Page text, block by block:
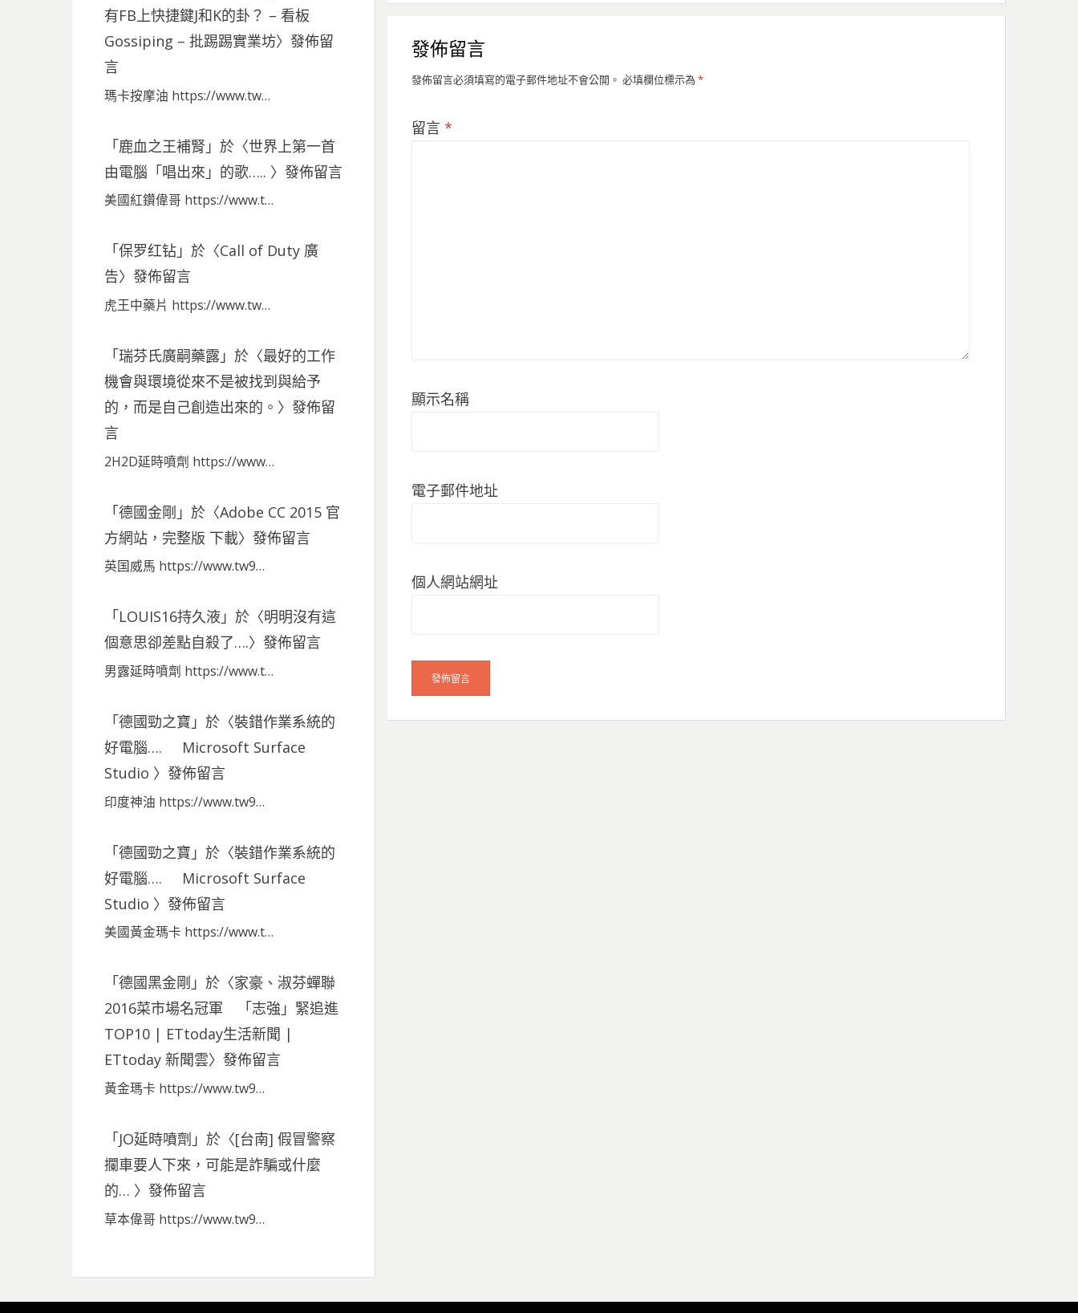
發佈留言
發佈留言必須填寫的電子郵件地址不會公開。 必填欄位標示為 *
留言 *
顯示名稱
電子郵件地址
個人網站網址
有FB上快捷鍵J和K的卦？ – 看板
Gossiping – 批踢踢實業坊〉發佈留
言
瑪卡按摩油 https://www.tw…
「鹿血之王補腎 」於〈世界上第一首
由電腦「唱出來」的歌….. 〉發佈留言
美國紅鑽偉哥 https://www.t…
「保罗红钻」於〈Call of Duty 廣
告〉發佈留言
虎王中藥片 https://www.tw…
「瑞芬氏廣嗣藥露」於〈最好的工作
機會與環境從來不是被找到與給予
的，而是自己創造出來的。 〉發佈留
言
2H2D延時噴劑 https://www…
「德國金剛 」於〈Adobe CC 2015 官
方網站，完整版 下載〉發佈留言
英国威馬 https://www.tw9…
「LOUIS16持久液」於〈明明沒有這
個意思卻差點自殺了….〉發佈留言
男露延時噴劑 https://www.t…
「德國勁之寶 」於〈裝錯作業系統的
好電腦…. Microsoft Surface
Studio 〉發佈留言
印度神油 https://www.tw9…
「德國勁之寶 」於〈裝錯作業系統的
好電腦…. Microsoft Surface
Studio 〉發佈留言
美國黃金瑪卡 https://www.t…
「德國黑金剛 」於〈家豪、淑芬蟬聯
2016菜市場名冠軍 「志強」緊追進
TOP10 | ETtoday生活新聞 |
ETtoday 新聞雲〉發佈留言
黃金瑪卡 https://www.tw9…
「JO延時噴劑 」於〈[台南] 假冒警察
攔車要人下來，可能是詐騙或什麼
的… 〉發佈留言
草本偉哥 https://www.tw9…